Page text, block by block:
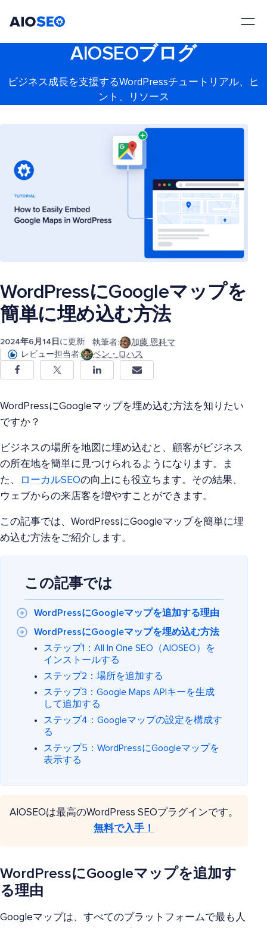
AIOSEOブログ
ビジネス成長を支援するWordPressチュートリアル、ヒ
ント、リソース
WordPressにGoogleマップを
簡単に埋め込む方法
2024年6月14日 に更新 執筆者:
加藤 恩科マ
レビュー担当者:
ベン・ロハス
WordPressにGoogleマップを埋め込む方法を知りたい
ですか？
ビジネスの場所を地図に埋め込むと、顧客がビジネス
の所在地を簡単に見つけられるようになります。ま
た、
ローカルSEOの向上にも役立ちます。その結果、
ウェブからの来店客を増やすことができます。
この記事では、WordPressにGoogleマップを簡単に埋
め込む方法をご紹介します。
この記事では
WordPressにGoogleマップを追加する理由
WordPressにGoogleマップを埋め込む方法
ステップ1：All In One SEO（AIOSEO）を
インストールする
ステップ2：場所を追加する
ステップ3：Google Maps APIキーを生成
して追加する
ステップ4：Googleマップの設定を構成す
る
ステップ5：WordPressにGoogleマップを
表示する
AIOSEOは最高のWordPress SEOプラグインです。
無料で入手！
WordPressにGoogleマップを追加す
る理由
Googleマップは、すべてのプラットフォームで最も人